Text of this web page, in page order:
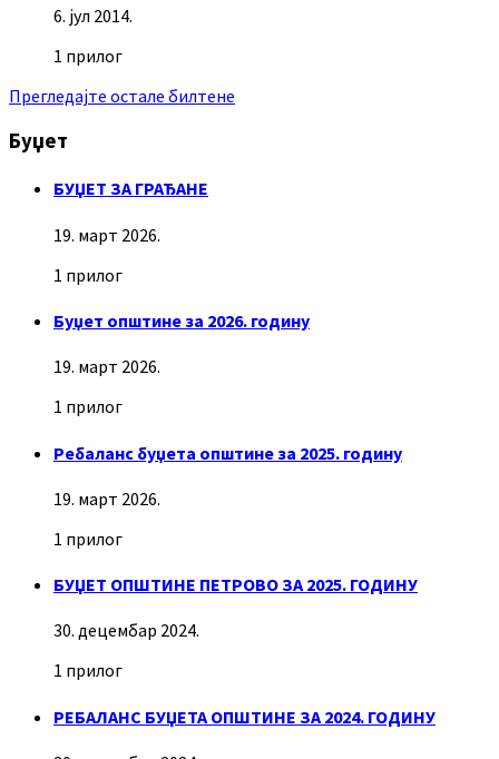
6. јул 2014.
1 прилог
Прегледајте остале билтене
Буџет
БУЏЕТ ЗА ГРАЂАНЕ
19. март 2026.
1 прилог
Буџет општине за 2026. годину
19. март 2026.
1 прилог
Ребаланс буџета општине за 2025. годину
19. март 2026.
1 прилог
БУЏЕТ ОПШТИНЕ ПЕТРОВО ЗА 2025. ГОДИНУ
30. децембар 2024.
1 прилог
РЕБАЛАНС БУЏЕТА ОПШТИНЕ ЗА 2024. ГОДИНУ